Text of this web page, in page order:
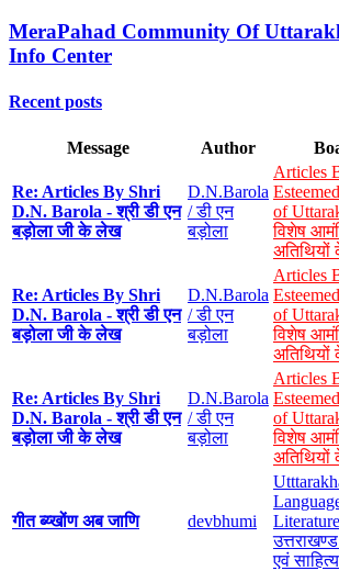
MeraPahad Community Of
Info Center
Recent posts
Message Author
Re: Articles By Shri
D.N. Barola - श्री डी एन
बड़ोला जी के लेख
D.N.Barola
/ डी एन
बड़ोला
Articles
of
विशेष
Re: Articles By Shri
D.N. Barola - श्री डी एन
बड़ोला जी के लेख
D.N.Barola
/ डी एन
बड़ोला
Articles
of
विशेष
Re: Articles By Shri
D.N. Barola - श्री डी एन
बड़ोला जी के लेख
D.N.Barola
/ डी एन
बड़ोला
Articles
of
विशेष
गीत ब्य्खोंण अब जाणि devbhumi
एवं साहित्य